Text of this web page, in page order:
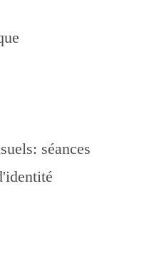
séances